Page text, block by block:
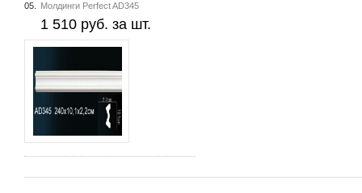
05. Молдинги Perfect AD345
1 510 руб. за шт.